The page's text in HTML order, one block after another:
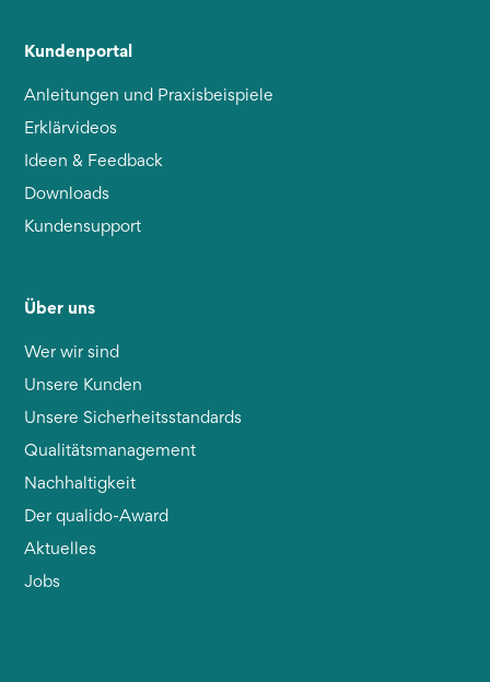
Kundenportal
Anleitungen und Praxisbeispiele
Erklärvideos
Ideen & Feedback
Downloads
Kundensupport
Über uns
Wer wir sind
Unsere Kunden
Unsere Sicherheitsstandards
Qualitätsmanagement
Nachhaltigkeit
Der qualido-Award
Aktuelles
Jobs